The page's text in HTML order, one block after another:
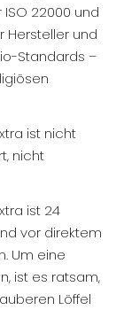
22000 und
Hersteller und
Standards –
ist nicht
nicht
ist 24
vor direktem
Um eine
ist es ratsam,
Löffel